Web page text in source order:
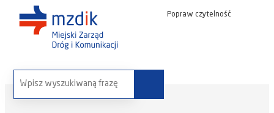
Popraw czytelność
wyszukaj na stronie: